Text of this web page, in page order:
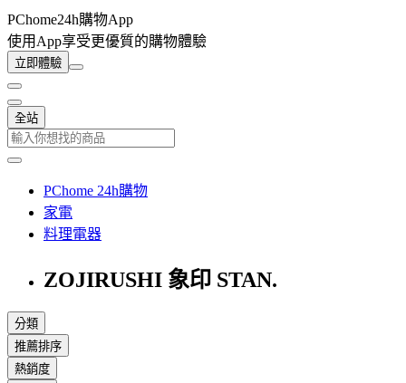
PChome24h購物App
使用App享受更優質的購物體驗
立即體驗
全站
PChome 24h購物
家電
料理電器
ZOJIRUSHI 象印 STAN.
分類
推薦排序
熱銷度